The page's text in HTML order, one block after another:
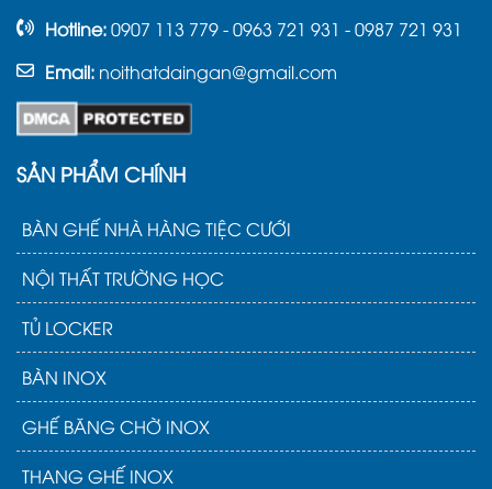
Hotline:0907 113 779 - 0963 721 931 - 0987 721 931
Email: noithatdaingan@gmail.com
SẢN PHẨM CHÍNH
BÀN GHẾ NHÀ HÀNG TIỆC CƯỚI
NỘI THẤT TRƯỜNG HỌC
TỦ LOCKER
BÀN INOX
GHẾ BĂNG CHỜ INOX
THANG GHẾ INOX